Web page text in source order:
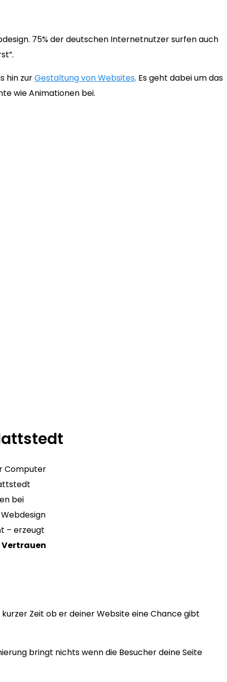
75% der deutschen Internetnutzer surfen auch
hin zurGestaltung von Websites. Es geht dabei um das
wie Animationen bei.
Computer
bei
– erzeugt
Vertrauen
Zeit ob er deiner Website eine Chance gibt
bringt nichts wenn die Besucher deine Seite